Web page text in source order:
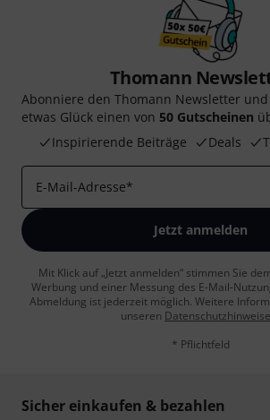
Thomann
Abonniere den Thomann Newsletter
etwas Glück einen von 50 Gutscheinen
Inspirierende Beiträge
Deals
E-Mail-Adresse*
Jetzt anmelden
Mit Klick auf „Jetzt anmelden“ stimmen Sie
Werbung und einer Messung des E-Mail-
Abmeldung ist jederzeit möglich. Weitere
unseren
* Pflichtfeld
Sicher einkaufen & bezahlen